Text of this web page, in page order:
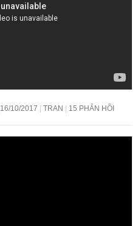
16/10/2017 TRAN 15 PHẢN HỒI